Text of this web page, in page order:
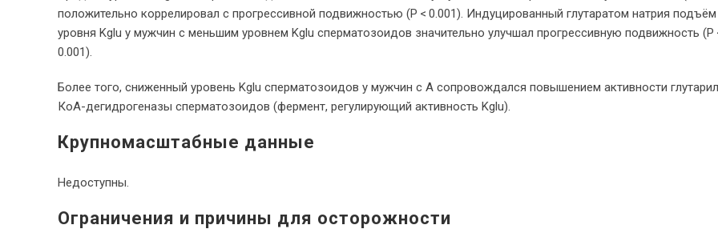
положительно коррелировал с прогрессивной подвижностью (P < 0.001). Индуцированный глутаратом натрия подъём
уровня Kglu у мужчин с меньшим уровнем Kglu сперматозоидов значительно улучшал прогрессивную подвижность (P
0.001).
Более того, сниженный уровень Kglu сперматозоидов у мужчин с А сопровождался повышением активности
КоА-дегидрогеназы сперматозоидов (фермент, регулирующий активность Kglu).
Крупномасштабные данные
Недоступны.
Ограничения и причины для осторожности